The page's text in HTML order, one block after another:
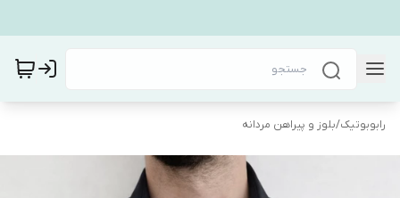
رابوبوتیک/بلوز و پیراهن مردانه